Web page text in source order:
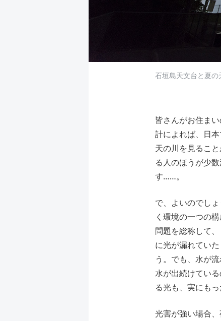
石垣島天文台と夏の
皆さんがお住ま
計によれば、日
天の川を見るこ
る人のほうが少
す……。
で、よいのでし
く環境の一つの
問題を総称して
に光が漏れてい
う。でも、水が
水が出続けてい
る光も、実にも
光害が強い場合